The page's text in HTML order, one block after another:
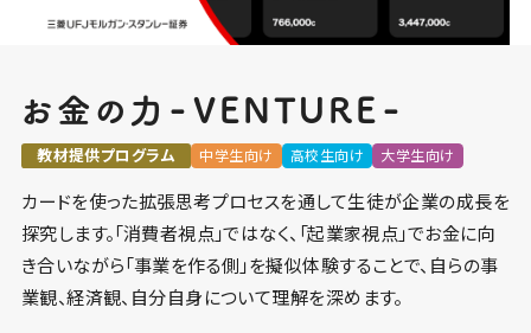
お金の力 -VENTURE-
教材提供プログラム 中学生向け 高校生向け 大学生向け
カードを使った拡張思考プロセスを通して生徒が企業の成長を
探究します。「消費者視点」ではなく、「起業家視点」でお金に向
き合いながら「事業を作る側」を擬似体験することで、自らの事
業観、経済観、自分自身について理解を深めます。